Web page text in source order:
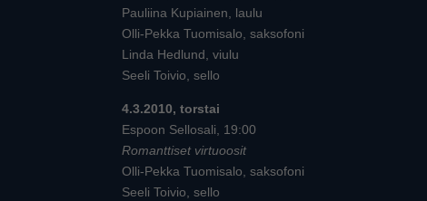
Pauliina Kupiainen, laulu
Olli-Pekka Tuomisalo, saksofoni
Linda Hedlund, viulu
Seeli Toivio, sello
4.3.2010, torstai
Espoon Sellosali, 19:00
Romanttiset virtuoosit
Olli-Pekka Tuomisalo, saksofoni
Seeli Toivio, sello